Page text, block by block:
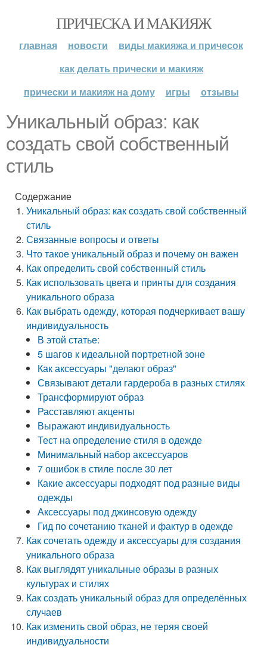
ПРИЧЕСКА И МАКИЯЖ
главная новости
виды макияжа и причесок
как делать прически и макияж
прически и макияж на дому
игры отзывы
Уникальный образ: как
создать свой собственный
стиль
Содержание
Уникальный образ: как создать свой собственный
стиль
Связанные вопросы и ответы
Что такое уникальный образ и почему он важен
Как определить свой собственный стиль
Как использовать цвета и принты для создания
уникального образа
Как выбрать одежду, которая подчеркивает вашу
индивидуальность
В этой статье:
5 шагов к идеальной портретной зоне
Как аксессуары "делают образ"
Связывают детали гардероба в разных стилях
Трансформируют образ
Расставляют акценты
Выражают индивидуальность
Тест на определение стиля в одежде
Минимальный набор аксессуаров
7 ошибок в стиле после 30 лет
Какие аксессуары подходят под разные виды
одежды
Аксессуары под джинсовую одежду
Гид по сочетанию тканей и фактур в одежде
Как сочетать одежду и аксессуары для создания
уникального образа
Как выглядят уникальные образы в разных
культурах и стилях
Как создать уникальный образ для определённых
случаев
Как изменить свой образ, не теряя своей
индивидуальности